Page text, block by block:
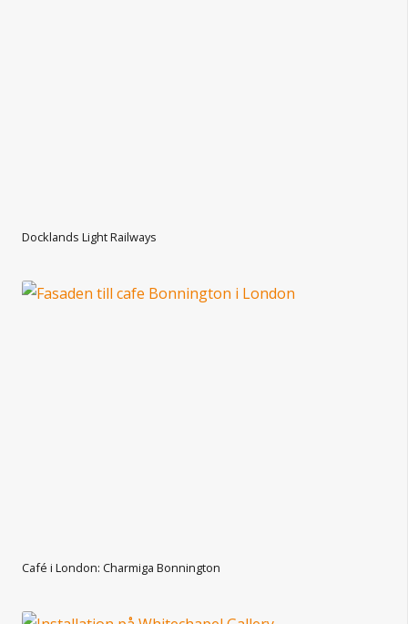
Docklands Light Railways
Café i London: Charmiga Bonnington